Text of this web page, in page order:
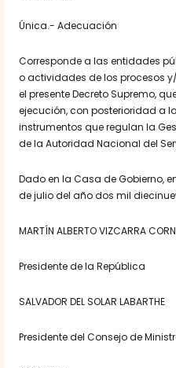
Única.- Adecuación
Corresponde a las entidades
o actividades de los procesos
el presente Decreto Supremo,
ejecución, con posterioridad a
instrumentos que regulan la
de la Autoridad Nacional del
Dado en la Casa de Gobierno,
de julio del año dos mil
MARTÍN ALBERTO VIZCARRA
Presidente de la República
SALVADOR DEL SOLAR LABARTHE
Presidente del Consejo de